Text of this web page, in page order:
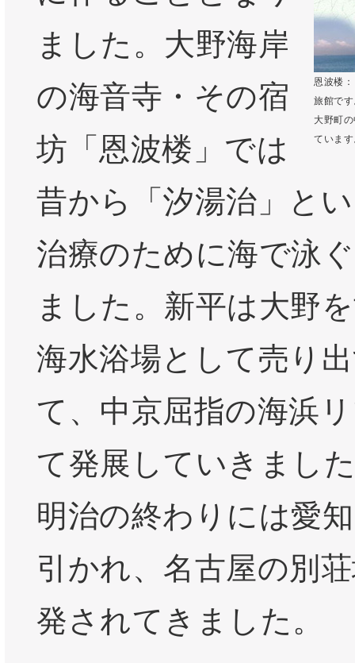
恩波楼
旅館で
大野町
ていま
ました。大野海岸
の海音寺・その宿
坊「恩波楼」では
昔から「汐湯治」と
治療のために海で泳
ました。新平は大野
海水浴場として売り
て、中京屈指の海浜
て発展していきまし
明治の終わりには愛
引かれ、名古屋の別
発されてきました。